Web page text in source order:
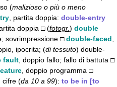
(malizioso o più o meno
, partita doppia: double-entry
doppia □ (fotogr.) double
sovrimpressione □double-faced
ipocrita; (di tessuto) double-
fault , doppio fallo; fallo di battuta □
, doppio programma □
cifre (da 10 a 99): to be in [to